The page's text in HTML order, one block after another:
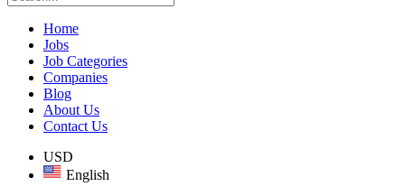
Home
Jobs
Job Categories
Companies
Blog
About Us
Contact Us
USD
English